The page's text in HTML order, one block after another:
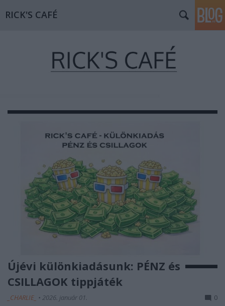
RICK'S CAFÉ
Újévi különkiadásunk: PÉNZ és
CSILLAGOK tippjáték
_CHARLIE_ • 2026. január 01. 0